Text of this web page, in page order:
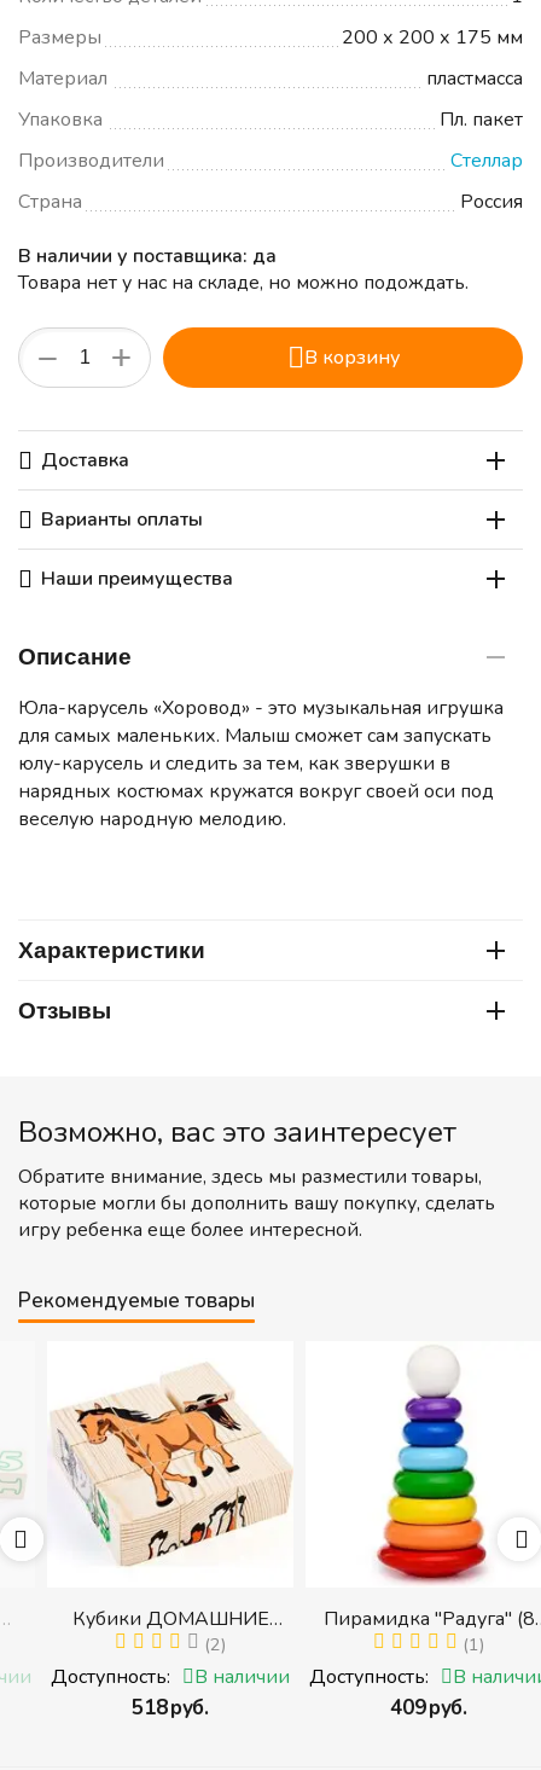
Размеры
200 х 200 х 175 мм
Материал
пластмасса
Упаковка
Пл. пакет
Производители
Стеллар
Страна
Россия
В наличии у поставщика: да
Товара нет у нас на складе, но можно подождать.
+
− В корзину
Доставка
Варианты оплаты
Наши преимущества
Описание
Юла-карусель «Хоровод» - это музыкальная игрушка
для самых маленьких. Малыш сможет сам запускать
юлу-карусель и следить за тем, как зверушки в
нарядных костюмах кружатся вокруг своей оси под
веселую народную мелодию.
Характеристики
Отзывы
Возможно, вас это заинтересует
Обратите внимание, здесь мы разместили товары,
которые могли бы дополнить вашу покупку, сделать
игру ребенка еще более интересной.
Рекомендуемые товары
Кубики ДОМАШНИЕ
ЖИВОТНЫЕ (Томик)
(Набор кубиков
разрезных (складных))
(2)
Доступность: В наличии
‍518‍руб.
Пирамидка "Радуга" (8
деталей) (Пирамидка
среднего размера)
(1)
Доступность: В наличии
‍409‍руб.